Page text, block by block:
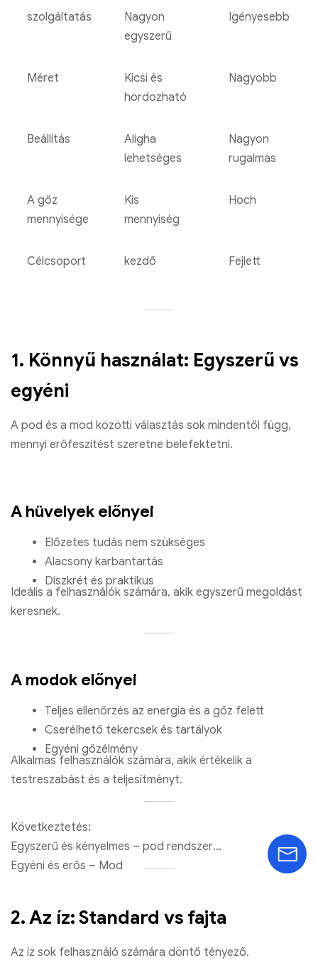
€
Válasszon opciókat
szolgáltatás
Nagyon
egyszerű
Igényesebb
Méret
Kicsi és
hordozható
Nagyobb
Beállítás
Aligha
lehetséges
Nagyon
rugalmas
A gőz
mennyisége
Kis
mennyiség
Hoch
Célcsoport kezdő Fejlett
1. Könnyű használat: Egyszerű vs
egyéni
A pod és a mod közötti választás sok mindentől függ,
mennyi erőfeszítést szeretne belefektetni.
A hüvelyek előnyei
Előzetes tudás nem szükséges
Alacsony karbantartás
Diszkrét és praktikus
Ideális a felhasználók számára, akik egyszerű megoldást
keresnek.
A modok előnyei
Teljes ellenőrzés az energia és a gőz felett
Cserélhető tekercsek és tartályok
Egyéni gőzélmény
Alkalmas felhasználók számára, akik értékelik a
testreszabást és a teljesítményt.
Következtetés:
Egyszerű és kényelmes – pod rendszer
Egyéni és erős – Mod
2. Az íz: Standard vs fajta
Az íz sok felhasználó számára döntő tényező.